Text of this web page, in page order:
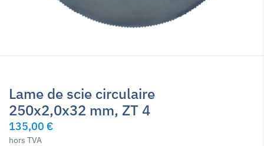
Lame de scie circulaire
250x2,0x32 mm, ZT 4
135,00 €
hors TVA